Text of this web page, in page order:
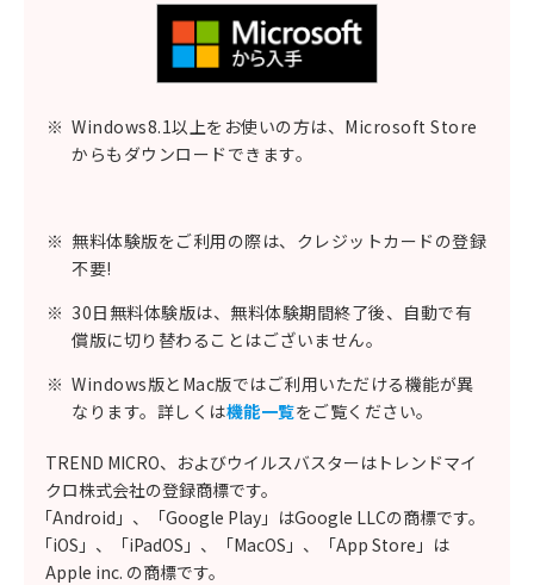
※ Windows8.1以上をお使いの方は、Microsoft Store
からもダウンロードできます。
※ 無料体験版をご利用の際は、クレジットカードの登録
不要!
※ 30日無料体験版は、無料体験期間終了後、自動で有
償版に切り替わることはございません。
※ Windows版とMac版ではご利用いただける機能が異
なります。詳しくは機能一覧をご覧ください。
TREND MICRO、およびウイルスバスターはトレンドマイ
クロ株式会社の登録商標です。
「Android」、「Google Play」はGoogle LLCの商標です。
「iOS」、「iPadOS」、「MacOS」、「App Store」は
Apple inc. の商標です。